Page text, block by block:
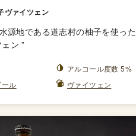
ヴァイツェン
源地である道志村の柚子を使った
ン ”
アルコール度数 5%
ル
ヴァイツェン